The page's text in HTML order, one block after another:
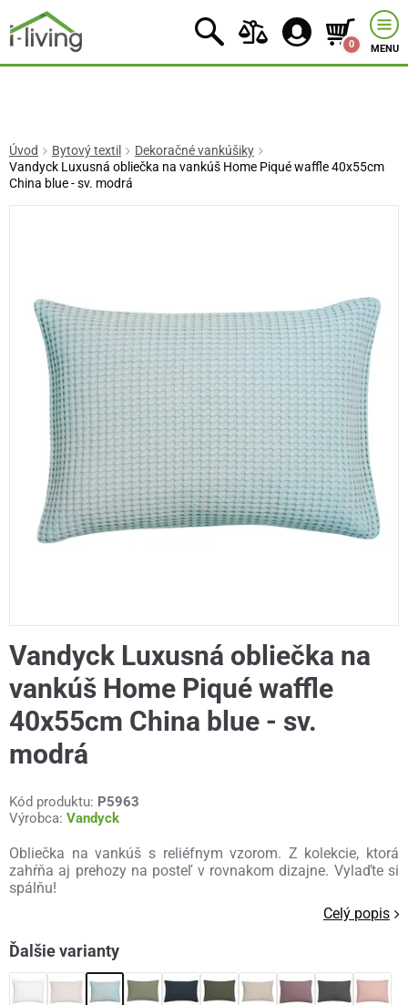
0 MENU
Úvod Bytový textil
Dekoračné vankúšiky
Vandyck Luxusná obliečka na vankúš Home Piqué waffle 40x55cm
China blue - sv. modrá
Vandyck Luxusná obliečka na
vankúš Home Piqué waffle
40x55cm China blue - sv.
modrá
Kód produktu: P5963
Výrobca: Vandyck
Obliečka na vankúš s reliéfnym vzorom. Z kolekcie, ktorá
zahŕňa aj prehozy na posteľ v rovnakom dizajne. Vylaďte si
spálňu!
Celý popis
Ďalšie varianty